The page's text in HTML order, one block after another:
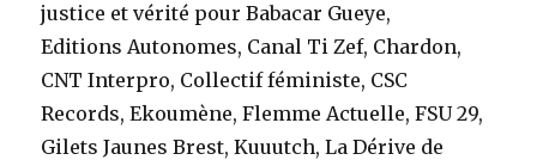
justice et vérité pour Babacar Gueye,
Editions Autonomes, Canal Ti Zef, Chardon,
CNT Interpro, Collectif féministe, CSC
Records, Ekoumène, Flemme Actuelle, FSU 29,
Gilets Jaunes Brest, Kuuutch, La Dérive de